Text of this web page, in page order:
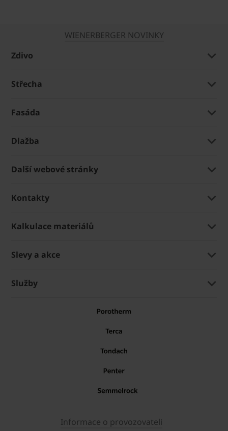
WIENERBERGER NOVINKY
Zdivo
Střecha
Fasáda
Dlažba
Další webové stránky
Kontakty
Kalkulace materiálů
Slevy a akce
Služby
Informace o provozovateli